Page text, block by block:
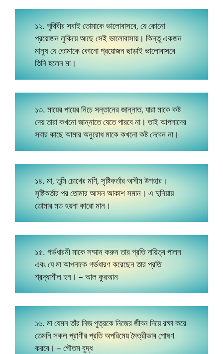
১২. পৃথিবীর সবাই তোমাকে ভালোবাসবে, যে কোনো
প্রয়োজন লুকিয়ে আছে সেই ভালোবাসায়। কিন্তু একজন
মানুষ যে তোমাকে কোনো প্রয়োজন ছাড়াই ভালোবাসবে
তিনি হলেন মা।
১৩. মায়ের পায়ের নিচে সন্তানের জান্নাত, যারা মাকে কষ্ট
দেয় তারা কখনো জান্নাতে যেতে পারবে না। তাই আপনাদের
সবার কাছে আমার অনুরোধ মাকে কখনো কষ্ট দেবেন না।
১৪. মা, তুমি চোখের মণি, সৃষ্টিকর্তার অসীম উপহার।
সৃষ্টিকর্তার পর তোমার আসন আকাশ সমান। এ দুনিয়ায়
তোমার মত হয়না কারো মান।
১৫. গর্ভধারনী মাকে সম্মান করুন তার প্রতি দায়িত্ব পালন
এবং যে মা আপনাকে গর্ভধারণ করেছেন তার প্রতি
শ্রদ্ধাশীল হন। – আল কুরআন
১৬. মা যেমন তাঁর নিজ পুত্রকে নিজের জীবন দিয়ে রক্ষা করে
তেমনি সকল প্রাণীর প্রতি অপরিমেয় মৈত্রীভাব পোষণ
করবে। – গৌতম বুদ্ধ